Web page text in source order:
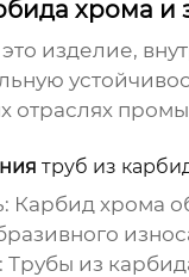
хрома
это изделие,
отраслях
труб из
Карбид хрома
Трубы из